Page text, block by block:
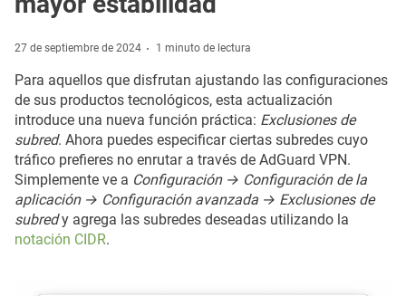
27 de septiembre de 2024 1 minuto de lectura
Para aquellos que disfrutan ajustando las configuraciones
de sus productos tecnológicos, esta actualización
introduce una nueva función práctica: Exclusiones de
subred. Ahora puedes especificar ciertas subredes cuyo
tráfico prefieres no enrutar a través de AdGuard VPN.
Simplemente ve a Configuración → Configuración de la
aplicación → Configuración avanzada → Exclusiones de
subredy agrega las subredes deseadas utilizando la
notación CIDR.